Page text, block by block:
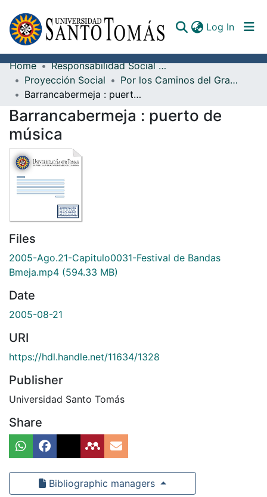
Log In
Communities & Collections
All of DSpace
Documents
Home
Responsabilidad Social Universitaria
Proyección Social
Por los Caminos del Gran Santander
Barrancabermeja : puerto de música
Barrancabermeja : puerto de
música
Files
2005-Ago.21-Capitulo0031-Festival de Bandas
Bmeja.mp4 (594.33 MB)
Date
2005-08-21
URI
https://hdl.handle.net/11634/1328
Publisher
Universidad Santo Tomás
Share
Bibliographic managers